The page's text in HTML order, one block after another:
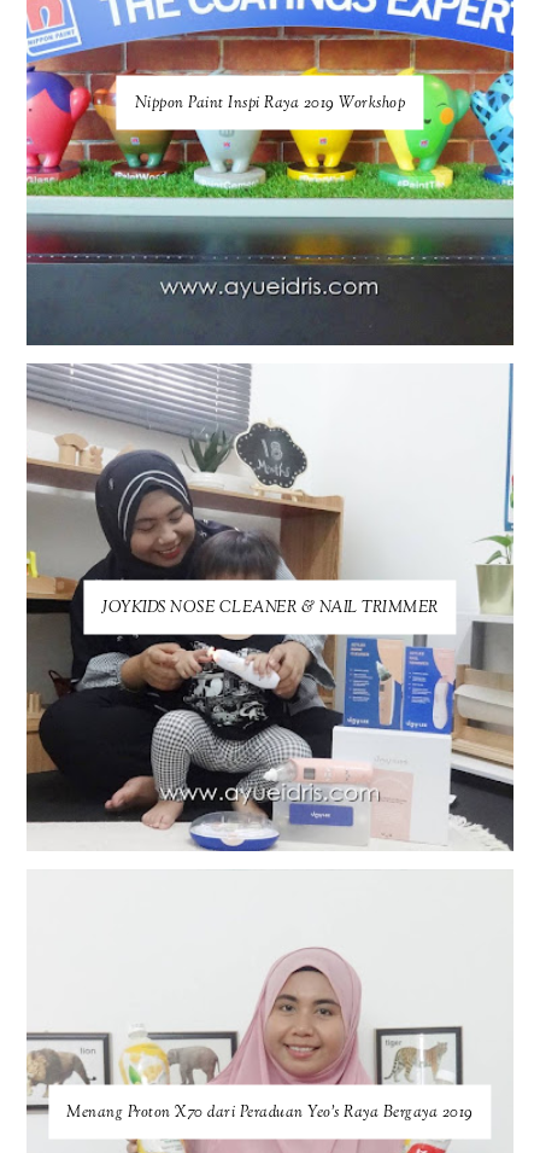
Nippon Paint Inspi Raya 2019 Workshop
JOYKIDS NOSE CLEANER & NAIL TRIMMER
Menang Proton X70 dari Peraduan Yeo’s Raya Bergaya 2019